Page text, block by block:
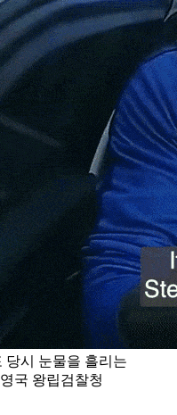
당시 눈물을 흘리는
국 왕립검찰청